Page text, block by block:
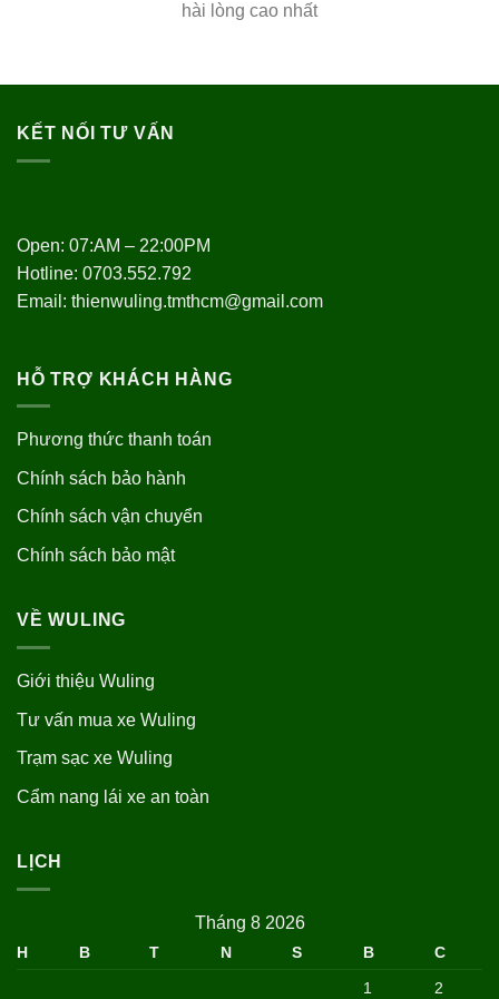
hài lòng cao nhất
KẾT NỐI TƯ VẤN
Open: 07:AM – 22:00PM
Hotline: 0703.552.792
Email: thienwuling.tmthcm@gmail.com
HỖ TRỢ KHÁCH HÀNG
Phương thức thanh toán
Chính sách bảo hành
Chính sách vận chuyển
Chính sách bảo mật
VỀ WULING
Giới thiệu Wuling
Tư vấn mua xe Wuling
Trạm sạc xe Wuling
Cẩm nang lái xe an toàn
LỊCH
Tháng 8 2026
H B T N S B
C
1
2